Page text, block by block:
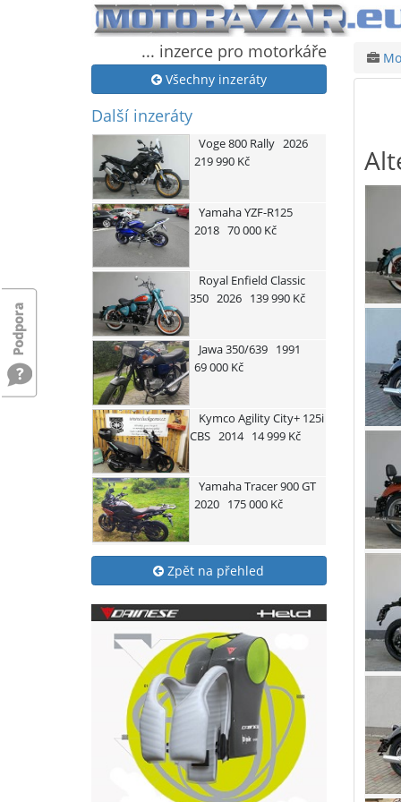
... inzerce pro motorkáře
Všechny inzeráty
Další inzeráty
Voge800 Rally 2026
219 990 Kč
YamahaYZF-R125
2018 70 000 Kč
Royal Enfield Classic
350 2026 139 990 Kč
Jawa350/639 1991
69 000 Kč
Kymco Agility City+ 125i
CBS 2014 14 999 Kč
YamahaTracer 900 GT
2020 175 000 Kč
Zpět na přehled